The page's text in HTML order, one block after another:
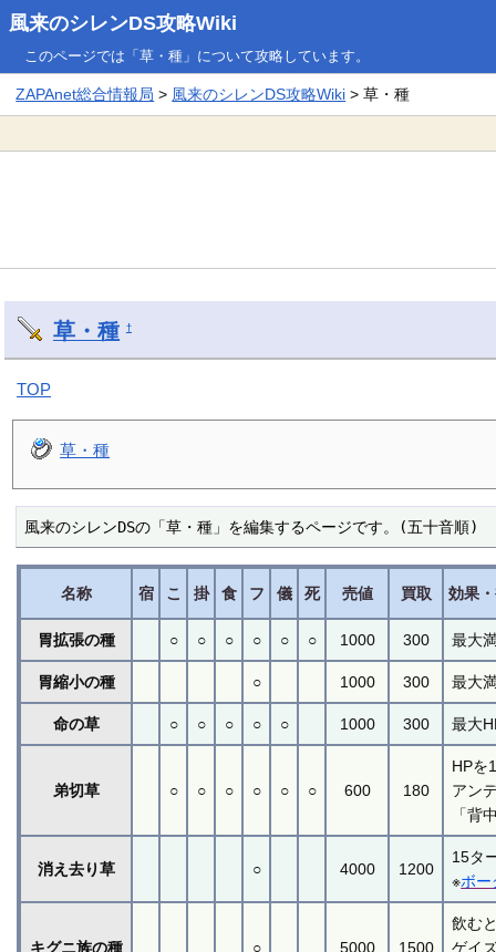
風来のシレンDS攻略Wiki
このページでは「草・種」について攻略しています。
ZAPAnet総合情報局 > 風来のシレンDS攻略Wiki > 草・種
草・種 †
TOP
草・種
風来のシレンDSの「草・種」を編集するページです。(五十音順)
名称 宿 こ 掛 食 フ 儀 死 売値 買取 効果
胃拡張の種 ○ ○ ○ ○ ○ ○ 1000 300 最大
胃縮小の種 ○ 1000 300 最大
命の草 ○ ○ ○ ○ ○ 1000 300 最大
弟切草 ○ ○ ○ ○ ○ ○ 600 180
HPを
アン
「背
消え去り草 ○ 4000 1200
15タ
※ボー
キグニ族の種 ○ 5000 1500
飲む
ゲイ